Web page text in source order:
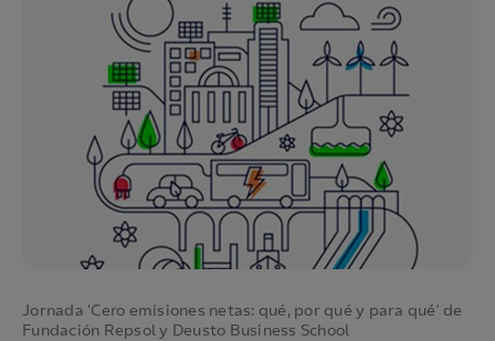
Jornada ‘Cero emisiones netas: qué, por qué y para qué’ de
Fundación Repsol y Deusto Business School